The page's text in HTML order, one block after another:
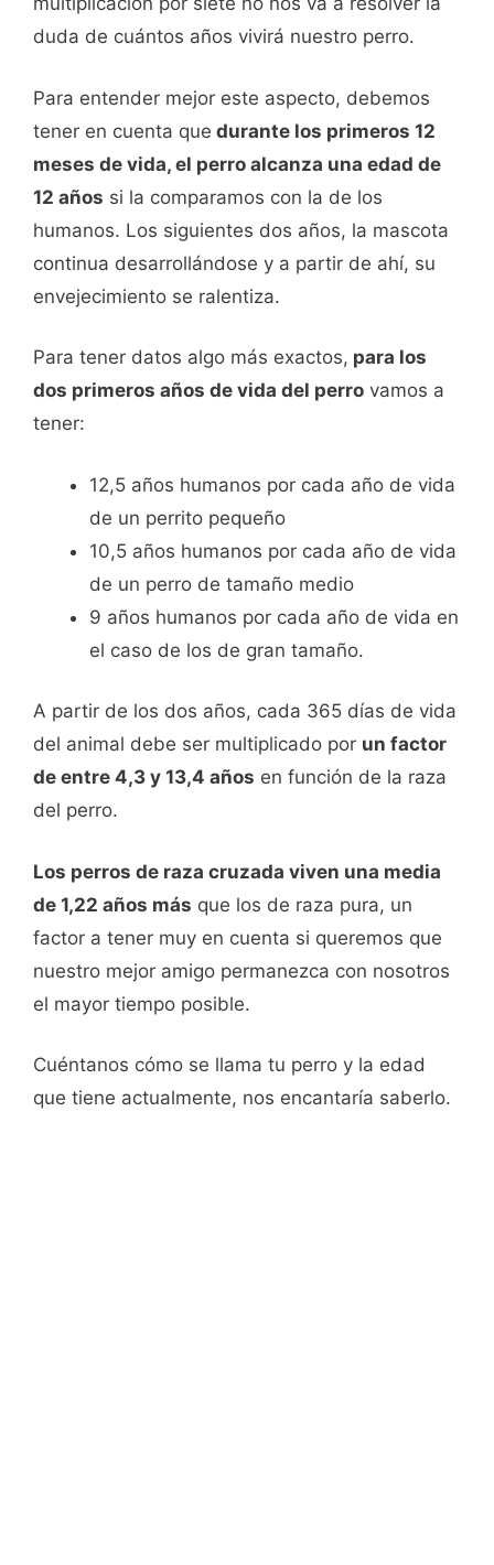
duda de cuántos años vivirá nuestro perro.
Para entender mejor este aspecto, debemos
tener en cuenta que durante los primeros 12
meses de vida, el perro alcanza una edad de
12 años si la comparamos con la de los
humanos. Los siguientes dos años, la mascota
continua desarrollándose y a partir de ahí, su
envejecimiento se ralentiza.
Para tener datos algo más exactos, para los
dos primeros años de vida del perro vamos a
tener:
12,5 años humanos por cada año de vida
de un perrito pequeño
10,5 años humanos por cada año de vida
de un perro de tamaño medio
9 años humanos por cada año de vida en
el caso de los de gran tamaño.
A partir de los dos años, cada 365 días de vida
del animal debe ser multiplicado por un factor
de entre 4,3 y 13,4 años en función de la raza
del perro.
Los perros de raza cruzada viven una media
de 1,22 años más que los de raza pura, un
factor a tener muy en cuenta si queremos que
nuestro mejor amigo permanezca con nosotros
el mayor tiempo posible.
Cuéntanos cómo se llama tu perro y la edad
que tiene actualmente, nos encantaría saberlo.